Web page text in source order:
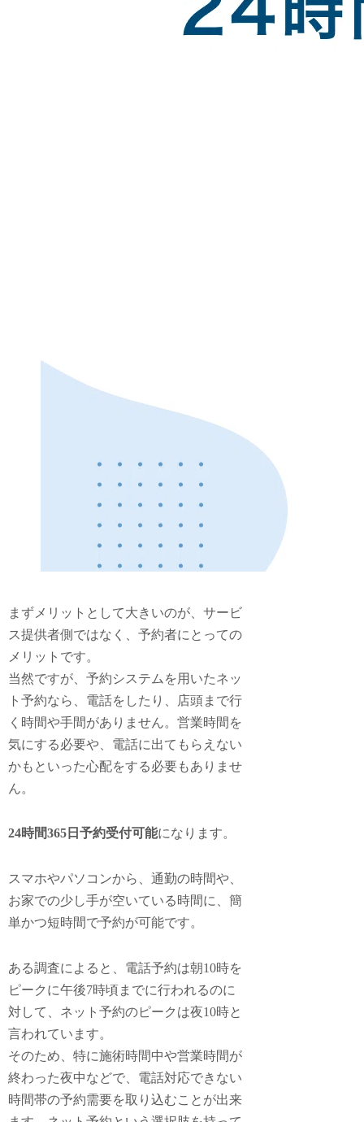
まずメリットとして大きいのが、サービ
ス提供者側ではなく、予約者にとっての
メリットです。
当然ですが、予約システムを用いたネッ
ト予約なら、電話をしたり、店頭まで行
く時間や手間がありません。営業時間を
気にする必要や、電話に出てもらえない
かもといった心配をする必要もありませ
ん。
24時間365日予約受付可能になります。
スマホやパソコンから、通勤の時間や、
お家での少し手が空いている時間に、簡
単かつ短時間で予約が可能です。
ある調査によると、電話予約は朝10時を
ピークに午後7時頃までに行われるのに
対して、ネット予約のピークは夜10時と
言われています。
そのため、特に施術時間中や営業時間が
終わった夜中などで、電話対応できない
時間帯の予約需要を取り込むことが出来